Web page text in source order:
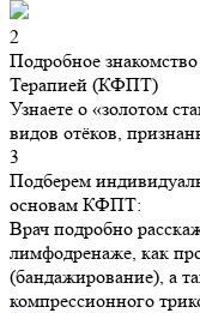
2
Подробное
Терапией (КФПТ)
Узнаете о «золотом
видов отёков,
3
Подберем
основам КФПТ:
Врач подробно
лимфодренаже, как
(бандажирование), а
компрессионного